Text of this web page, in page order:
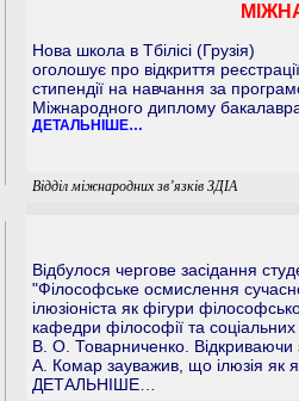
Нова школа в Тбілісі (Грузія)
оголошує про відкриття
стипендії на навчання за
Міжнародного диплому
ДЕТАЛЬНІШЕ…
Відділ міжнародних зв’язків ЗДІА
Відбулося чергове засідання
"Філософське осмислення
ілюзіоніста як фігури
кафедри філософії та
В. О. Товарниченко. Відкриваючи
А. Комар зауважив, що ілюзія як
ДЕТАЛЬНІШЕ…